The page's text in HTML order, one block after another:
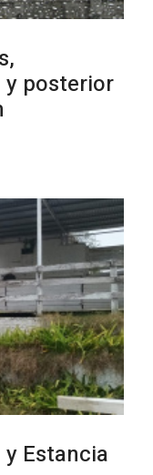
en
para
y adultos